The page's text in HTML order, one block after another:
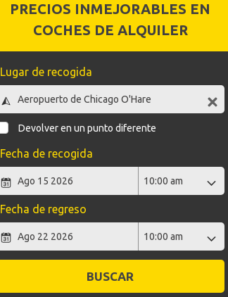
PRECIOS INMEJORABLES EN
COCHES DE ALQUILER
Lugar de recogida
Devolver en un punto diferente
Fecha de recogida
Fecha de regreso
BUSCAR